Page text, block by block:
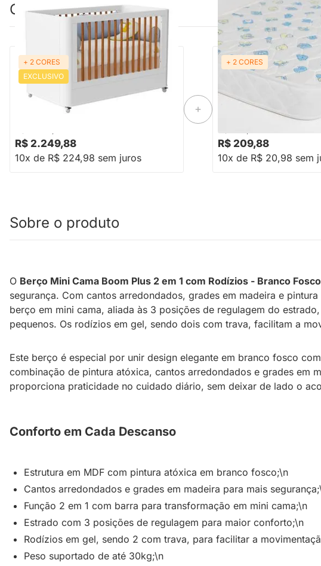
Combinação perfeita
+ 2 CORES
EXCLUSIVO
PRONTA ENTREGA
Berço Mini Cama Boom Plus com Rodízios
- Branco Fosco
R$ 2.249,88
10x de R$ 224,98 sem juros
+ 2 CORES PRONTA
Colchão de Espuma
70cmx1,30mx10cm D18
R$ 209,88
10x de R$ 20,98 sem
Sobre o produto
O Berço Mini Cama Boom Plus 2 em 1 com Rodízios - Branco Fosco
segurança. Com cantos arredondados, grades em madeira e
berço em mini cama, aliada às 3 posições de regulagem do
pequenos. Os rodízios em gel, sendo dois com trava, facilitam a
Este berço é especial por unir design elegante em branco fosco
combinação de pintura atóxica, cantos arredondados e grades em
proporciona praticidade no cuidado diário, sem deixar de lado o
Conforto em Cada Descanso
Estrutura em MDF com pintura atóxica em branco fosco;\n
Cantos arredondados e grades em madeira para mais
Função 2 em 1 com barra para transformação em mini cama;\n
Estrado com 3 posições de regulagem para maior conforto;\n
Rodízios em gel, sendo 2 com trava, para facilitar a
Peso suportado de até 30kg;\n